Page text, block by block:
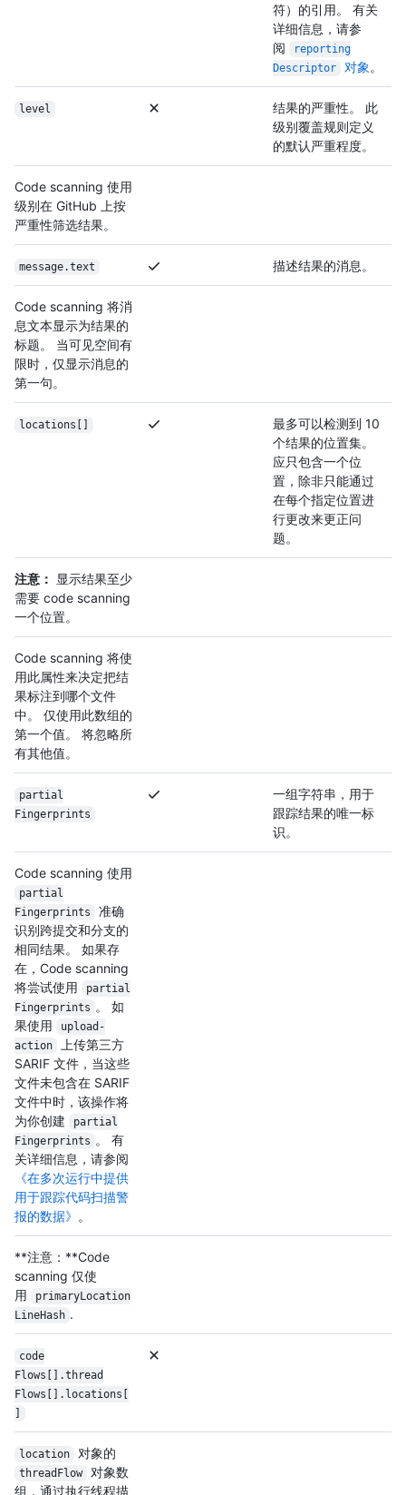
符）的引用。 有关
详细信息，请参
阅
reporting
Descriptor
对象 。
level
结果的严重性。 此
级别覆盖规则定义
的默认严重程度。
Code scanning 使用
级别在 GitHub 上按
严重性筛选结果。
message.text 描述结果的消息。
Code scanning 将消
息文本显示为结果的
标题。 当可见空间有
限时，仅显示消息的
第一句。
locations[]
最多可以检测到 10
个结果的位置集。
应只包含一个位
置，除非只能通过
在每个指定位置进
行更改来更正问
题。
注意： 显示结果至少
需要 code scanning
一个位置。
Code scanning 将使
用此属性来决定把结
果标注到哪个文件
中。 仅使用此数组的
第一个值。 将忽略所
有其他值。
partial
Fingerprints
一组字符串，用于
跟踪结果的唯一标
识。
Code scanning 使用
partial
Fingerprints
准确
识别跨提交和分支的
相同结果。 如果存
在，Code scanning
将尝试使用
partial
Fingerprints 。 如
果使用
upload-
action
上传第三方
SARIF 文件，当这些
文件未包含在 SARIF
文件中时，该操作将
为你创建
partial
Fingerprints 。 有
关详细信息，请参阅
《在多次运行中提供
用于跟踪代码扫描警
报的数据》 。
**注意：**Code
scanning 仅使
用
primaryLocation
LineHash .
code
Flows[].thread
Flows[].locations[
location 对象的
threadFlow
对象数
组，通过执行线程描